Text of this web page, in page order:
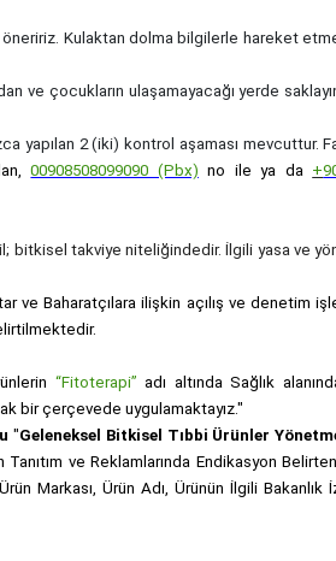
öneririz. Kulaktan dolma bilgilerle hareket
ve çocukların ulaşamayacağı yerde
yapılan 2 (iki) kontrol aşaması mevcuttur.
00908508099090 (Pbx) no ile ya da +
bitkisel takviye niteliğindedir. İlgili yasa ve
ve Baharatçılara ilişkin açılış ve denetim
“Fitoterapi” adı altında Sağlık
bir çerçevede uygulamaktayız."
"Geleneksel Bitkisel Tıbbi Ürünler
Tanıtım ve Reklamlarında Endikasyon
Markası, Ürün Adı, Ürünün İlgili Bakanlık